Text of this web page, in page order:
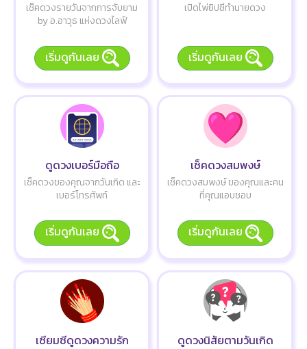
เช็คดวงรายวันจากการจับยาม
by อ.อาวุธ แห่งดวงไลฟ์
เริ่มดูกันเลย
เปิดไพ่ยิปซีทำนายดวง
เริ่มดูกันเลย
ดูดวงเบอร์มือถือ
เช็คดวงของคุณจากวันเกิด และ
เบอร์โทรศัพท์
เริ่มดูกันเลย
เช็คดวงสมพงษ์
เช็คดวงสมพงษ์ ของคุณและคน
ที่คุณแอบชอบ
เริ่มดูกันเลย
เซียมซีดูดวงความรัก ดูดวงนิสัยตามวันเกิด